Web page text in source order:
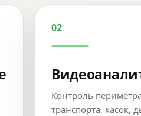
02
Контроль
транспорта, касок,